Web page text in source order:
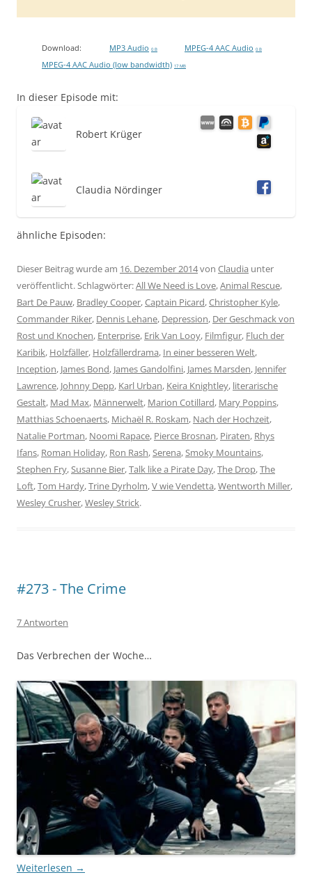
Download: MP3 Audio 0 B MPEG-4 AAC Audio 0 B
MPEG-4 AAC Audio (low bandwidth) 17 MB
In dieser Episode mit:
Robert Krüger
Claudia Nördinger
ähnliche Episoden:
Dieser Beitrag wurde am 16. Dezember 2014von Claudia unter
veröffentlicht. Schlagwörter:All We Need is Love,Animal Rescue,
Bart De Pauw, Bradley Cooper,Captain Picard,Christopher Kyle,
Commander Riker, Dennis Lehane, Depression, Der Geschmack von
Rost und Knochen, Enterprise, Erik Van Looy, Filmfigur, Fluch der
Karibik, Holzfäller, Holzfällerdrama, In einer besseren Welt,
Inception, James Bond, James Gandolfini, James Marsden, Jennifer
Lawrence, Johnny Depp, Karl Urban, Keira Knightley, literarische
Gestalt, Mad Max, Männerwelt, Marion Cotillard, Mary Poppins,
Matthias Schoenaerts, Michaël R. Roskam, Nach der Hochzeit,
Natalie Portman, Noomi Rapace, Pierce Brosnan, Piraten, Rhys
Ifans, Roman Holiday, Ron Rash,Serena,Smoky Mountains,
Stephen Fry,Susanne Bier,Talk like a Pirate Day,The Drop,The
Loft,Tom Hardy,Trine Dyrholm,V wie Vendetta,Wentworth Miller,
Wesley Crusher,Wesley Strick.
#273 - The Crime
7 Antworten
Das Verbrechen der Woche…
Weiterlesen →